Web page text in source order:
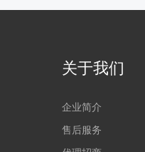
关于我们
企业简介
售后服务